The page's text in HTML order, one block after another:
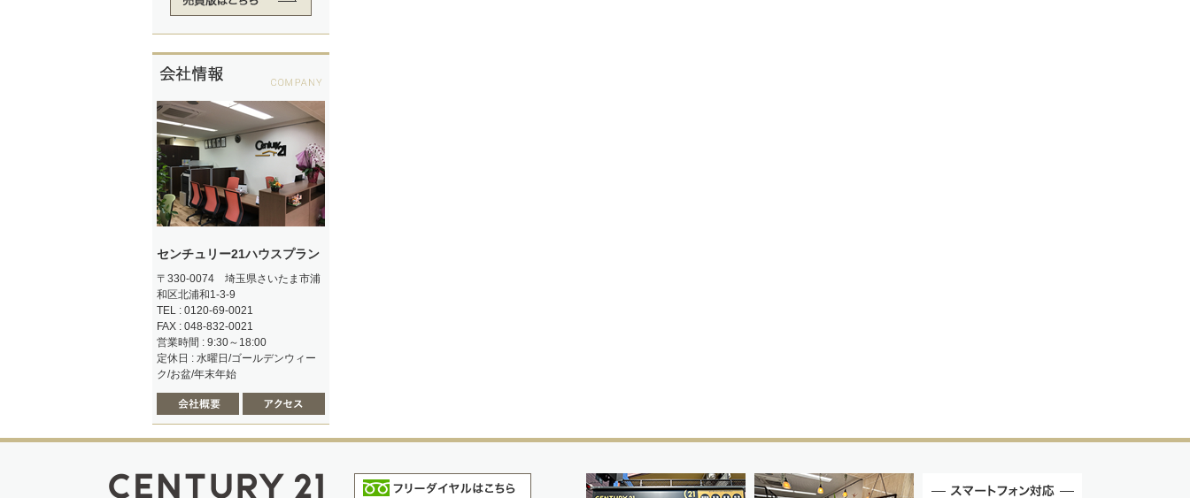
センチュリー21ハウスプラン
〒330-0074 埼玉県さいたま市浦
和区北浦和1-3-9
TEL : 0120-69-0021
FAX : 048-832-0021
営業時間 : 9:30～18:00
定休日 : 水曜日/ゴールデンウィー
ク/お盆/年末年始